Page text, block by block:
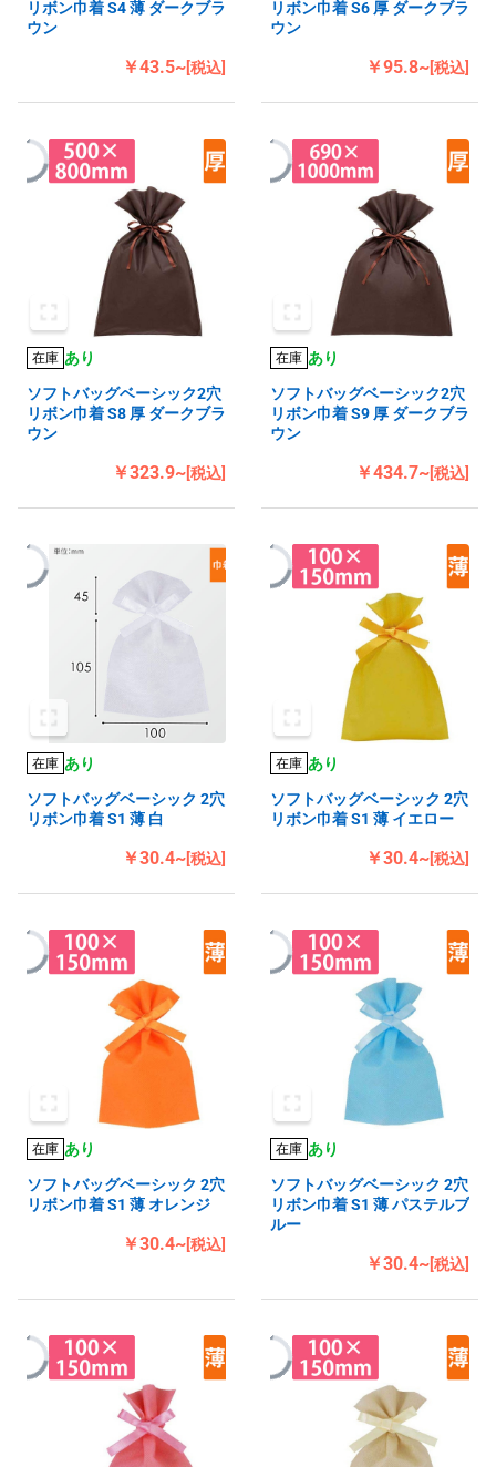
リボン巾着 S4 薄 ダークブラ
ウン
￥43.5~[税込]
リボン巾着 S6 厚 ダークブラ
ウン
￥95.8~[税込]
在庫 あり
ソフトバッグベーシック2穴
リボン巾着 S8 厚 ダークブラ
ウン
￥323.9~[税込]
在庫 あり
ソフトバッグベーシック2穴
リボン巾着 S9 厚 ダークブラ
ウン
￥434.7~[税込]
在庫 あり
ソフトバッグベーシック 2穴
リボン巾着 S1 薄 白
￥30.4~[税込]
在庫 あり
ソフトバッグベーシック 2穴
リボン巾着 S1 薄 イエロー
￥30.4~[税込]
在庫 あり
ソフトバッグベーシック 2穴
リボン巾着 S1 薄 オレンジ
￥30.4~[税込]
在庫 あり
ソフトバッグベーシック 2穴
リボン巾着 S1 薄 パステルブ
ルー
￥30.4~[税込]